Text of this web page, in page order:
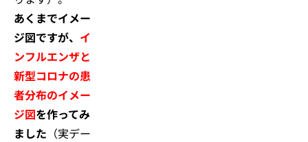
あくまでイメー
ジ図ですが、 イ
ンフルエンザと
新型コロナの患
者分布のイメー
ジ図を作ってみ
ました （実デー